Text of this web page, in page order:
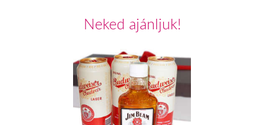
Neked ajánljuk!